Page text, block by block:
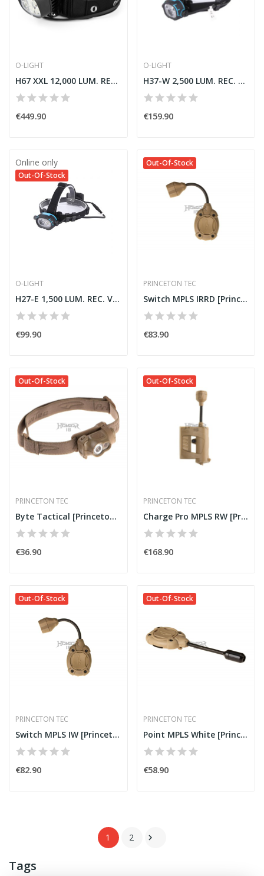
Tags
O-LIGHT
H67 XXL 12,000 LUM. REC. V2021
€449.90
O-LIGHT
H37-W 2,500 LUM. REC. V2020
€159.90
Online only
Out-Of-Stock
O-LIGHT
H27-E 1,500 LUM. REC. V2020
€99.90
Out-Of-Stock
PRINCETON TEC
Switch MPLS IRRD [Princeton Tec]
€83.90
Out-Of-Stock
PRINCETON TEC
Byte Tactical [Princeton Tec]
€36.90
Out-Of-Stock
PRINCETON TEC
Charge Pro MPLS RW [Princeton Tec]
€168.90
Out-Of-Stock
PRINCETON TEC
Switch MPLS IW [Princeton Tec]
€82.90
Out-Of-Stock
PRINCETON TEC
Point MPLS White [Princeton Tec]
€58.90
1 2 